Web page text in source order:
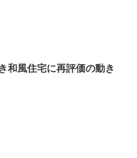
和風住宅に再評価の動き